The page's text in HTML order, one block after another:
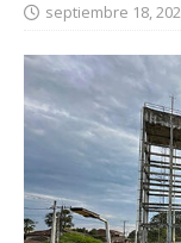
septiembre 18,